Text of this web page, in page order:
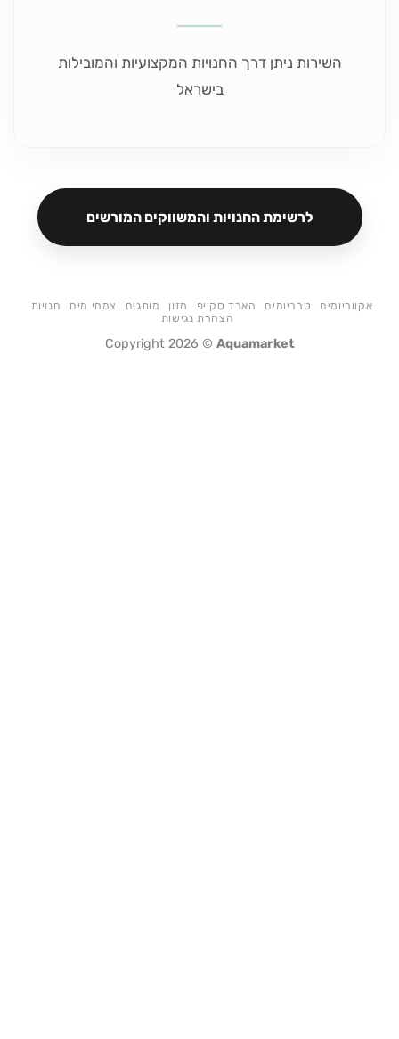
השירות ניתן דרך החנויות המקצועיות והמובילות
בישראל
לרשימת החנויות והמשווקים המורשים
אקווריומים טרריומים הארד סקייפ מזון מותגים צמחי מים
חנויות
הצהרת נגישות
Copyright 2026 © Aquamarket